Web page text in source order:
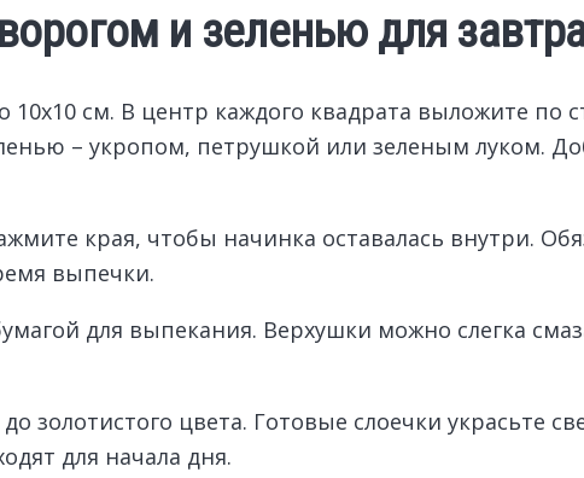
и зеленью для
см. В центр каждого квадрата выложите по
– укропом, петрушкой или зеленым луком.
края, чтобы начинка оставалась внутри.
выпечки.
для выпекания. Верхушки можно слегка
золотистого цвета. Готовые слоечки украсьте
для начала дня.